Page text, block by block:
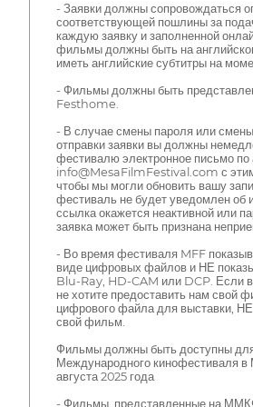
- Заявки должны сопровождаться
соответствующей пошлины за
каждую заявку и заполненной
фильмы должны быть на
иметь английские субтитры на
- Фильмы должны быть
Festhome.
- В случае смены пароля или
отправки заявки вы должны
фестивалю электронное письмо по
info@MesaFilmFestival.com с
чтобы мы могли обновить вашу
фестиваль не будет уведомлен об
ссылка окажется неактивной или
заявка может быть признана
- Во время фестиваля MFF
виде цифровых файлов и НЕ
Blu-Ray, HD-CAM или DCP. Если
не хотите предоставить нам свой
цифрового файла для выставки,
свой фильм.
Фильмы должны быть доступны
Международного кинофестиваля в
августа 2025 года
- Фильмы, представленные на